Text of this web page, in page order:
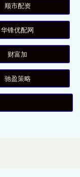
顺市配资
华锋优配网
财富加
驰盈策略